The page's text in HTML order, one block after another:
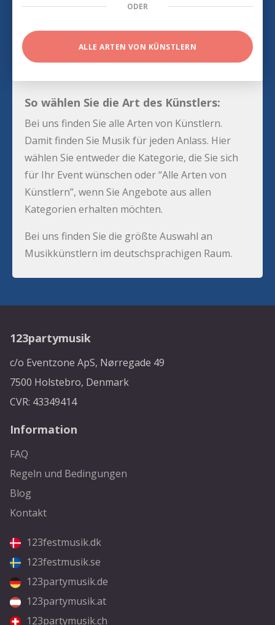
ODER
ALLE ARTEN VON KÜNSTLERN
So wählen Sie die Art des Künstlers:
Bei uns finden Sie alle Arten von Künstlern.
Damit finden Sie Musik für jeden Anlass. Hier
wählen Sie entweder die Kategorie, die Sie sich
für Ihr Event wünschen oder “Alle Arten von
Künstlern”, wenn Sie Angebote aus allen
Kategorien erhalten möchten.
Bei uns finden Sie die größte Auswahl an
Musikkünstlern im deutschsprachigen Raum.
123partymusik
c/o Eventzone ApS, Nørregade 49
7500 Holstebro, Denmark
CVR: 43349414
Information
FAQ
Regeln und Bedingungen
Blog
Kontakt
123festmusik.dk
123festmusik.se
123partymusik.de
123partymusik.at
123partymusik.ch